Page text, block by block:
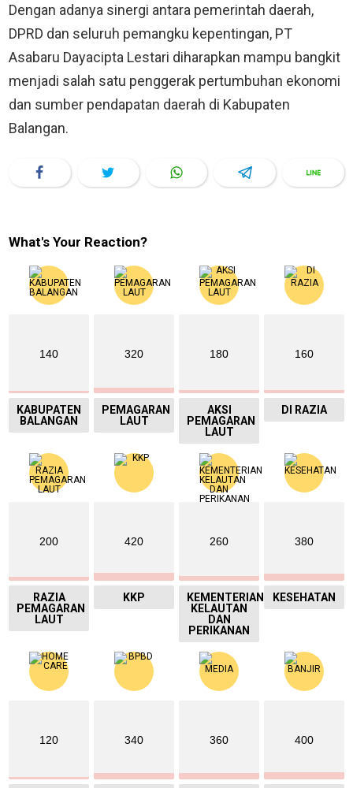
Dengan adanya sinergi antara pemerintah daerah,
DPRD dan seluruh pemangku kepentingan, PT
Asabaru Dayacipta Lestari diharapkan mampu bangkit
menjadi salah satu penggerak pertumbuhan ekonomi
dan sumber pendapatan daerah di Kabupaten
Balangan.
What's Your Reaction?
140
KABUPATEN
BALANGAN
320
PEMAGARAN
LAUT
180
AKSI
PEMAGARAN
LAUT
160
DI RAZIA
200
RAZIA
PEMAGARAN
LAUT
420
KKP
260
KEMENTERIAN
KELAUTAN
DAN
PERIKANAN
380
KESEHATAN
120 340 360 400